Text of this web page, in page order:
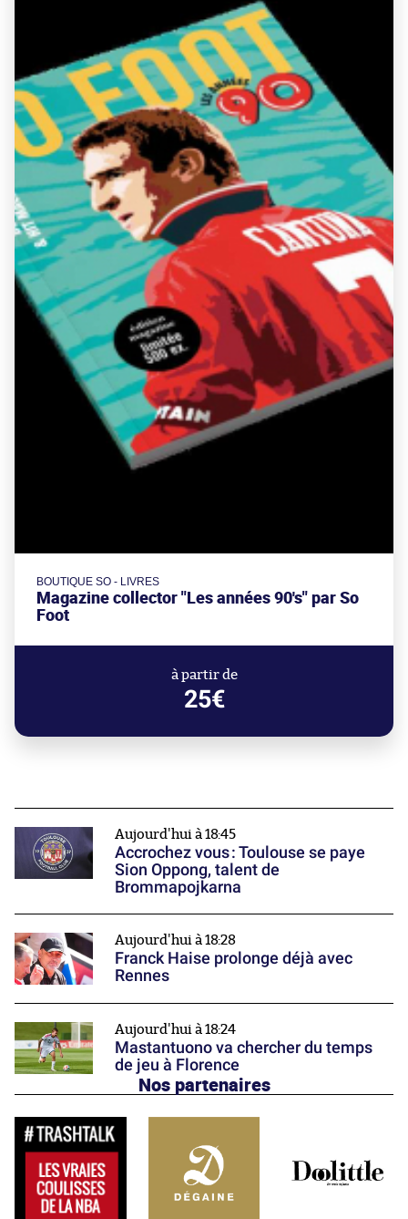
BOUTIQUE SO - LIVRES
Magazine collector "Les années 90's" par So
Foot
à partir de
25€
Aujourd'hui à 18:45
Accrochez vous : Toulouse se paye
Sion Oppong, talent de
Brommapojkarna
Aujourd'hui à 18:28
Franck Haise prolonge déjà avec
Rennes
Aujourd'hui à 18:24
Mastantuono va chercher du temps
de jeu à Florence
Nos partenaires